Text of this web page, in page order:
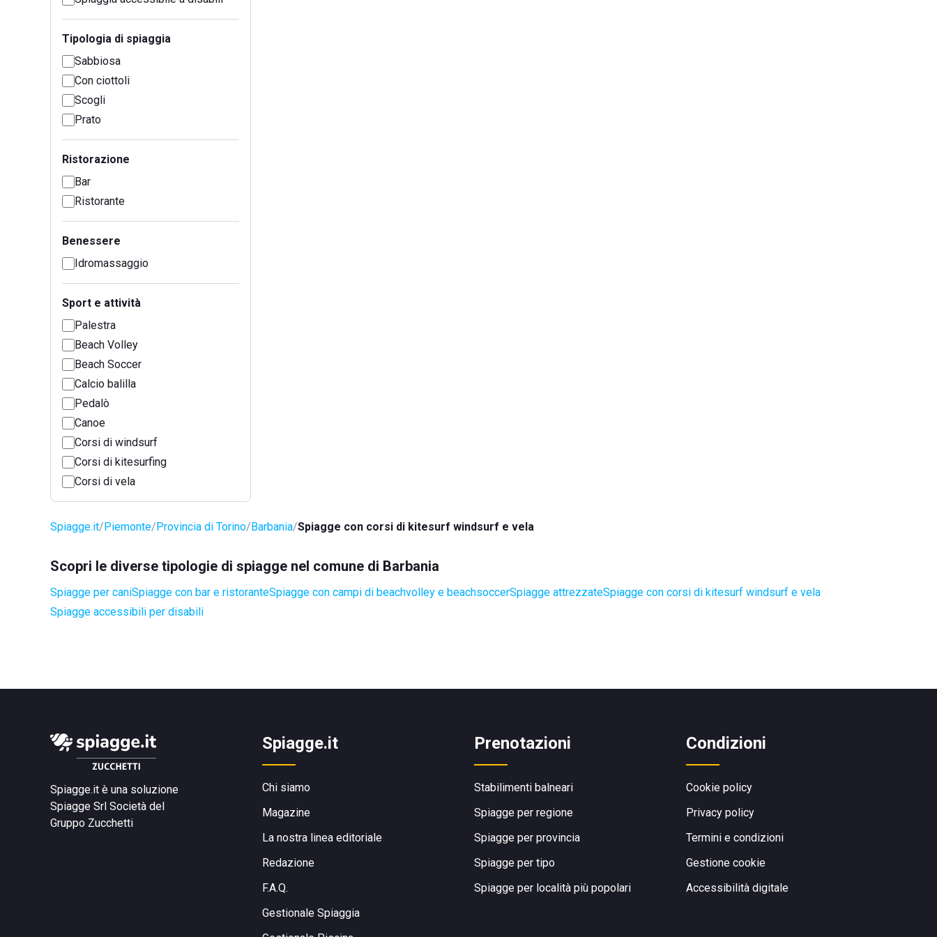
Tipologia di spiaggia
Sabbiosa
Con ciottoli
Scogli
Prato
Ristorazione
Bar
Ristorante
Benessere
Idromassaggio
Sport e attività
Palestra
Beach Volley
Beach Soccer
Calcio balilla
Pedalò
Canoe
Corsi di windsurf
Corsi di kitesurfing
Corsi di vela
Spiagge.it Piemonte Provincia di Torino Barbania Spiagge con corsi di kitesurf windsurf e vela
Scopri le diverse tipologie di spiagge nel comune di Barbania
Spiagge per caniSpiagge con bar e ristoranteSpiagge con campi di beachvolley e beachsoccerSpiagge attrezzateSpiagge con corsi di kitesurf windsurf e vela
Spiagge accessibili per disabili
Spiagge.it è una soluzione
Spiagge Srl Società del
Gruppo Zucchetti
Spiagge.it
Chi siamo
Magazine
La nostra linea editoriale
Redazione
F.A.Q.
Gestionale Spiaggia
Prenotazioni
Stabilimenti balneari
Spiagge per regione
Spiagge per provincia
Spiagge per tipo
Spiagge per località più popolari
Condizioni
Cookie policy
Privacy policy
Termini e condizioni
Gestione cookie
Accessibilità digitale